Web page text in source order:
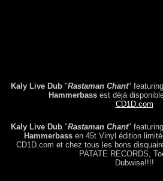
Kaly Live Dub"Rastaman Chant" featuring
Hammerbass est déjà
CD1D.com
Kaly Live Dub"Rastaman Chant" featuring
Hammerbassen 45t Vinyl édition
CD1D.com et chez tous les bons
PATATE RECORDS,
Dubwise!!!!